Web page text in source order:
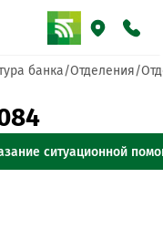
банка Отделения
ситуационной